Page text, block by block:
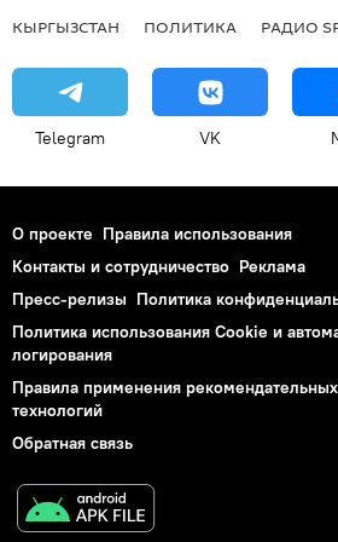
КЫРГЫЗСТАН ПОЛИТИКА РАДИО
Telegram VK
О проекте Правила использования
Контакты и сотрудничество Реклама
Пресс-релизы Политика
Политика использования Cookie и
логирования
Правила применения рекомендательных
технологий
Обратная связь